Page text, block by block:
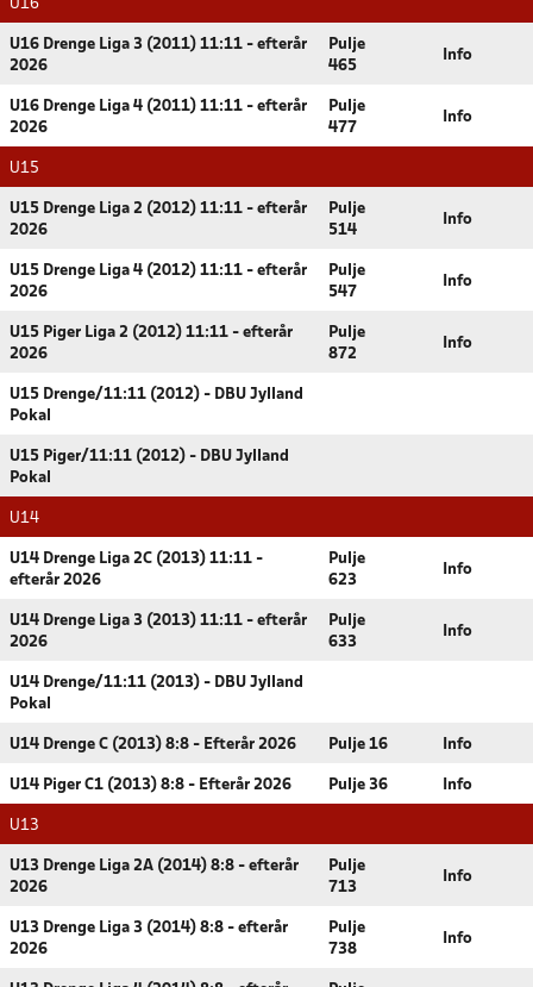
U16
U16 Drenge Liga 3 (2011) 11:11 - efterår
2026
Pulje
465
Info
U16 Drenge Liga 4 (2011) 11:11 - efterår
2026
Pulje
477
Info
U15
U15 Drenge Liga 2 (2012) 11:11 - efterår
2026
Pulje
514
Info
U15 Drenge Liga 4 (2012) 11:11 - efterår
2026
Pulje
547
Info
U15 Piger Liga 2 (2012) 11:11 - efterår
2026
Pulje
872
Info
U15 Drenge/11:11 (2012) - DBU Jylland
Pokal
U15 Piger/11:11 (2012) - DBU Jylland
Pokal
U14
U14 Drenge Liga 2C (2013) 11:11 -
efterår 2026
Pulje
623
Info
U14 Drenge Liga 3 (2013) 11:11 - efterår
2026
Pulje
633
Info
U14 Drenge/11:11 (2013) - DBU Jylland
Pokal
U14 Drenge C (2013) 8:8 - Efterår 2026 Pulje 16 Info
U14 Piger C1 (2013) 8:8 - Efterår 2026 Pulje 36 Info
U13
U13 Drenge Liga 2A (2014) 8:8 - efterår
2026
Pulje
713
Info
U13 Drenge Liga 3 (2014) 8:8 - efterår
2026
Pulje
738
Info